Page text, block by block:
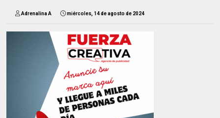
Adrenalina A miércoles, 14 de agosto de 2024